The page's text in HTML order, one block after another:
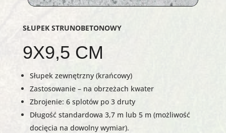
SŁUPEK STRUNOBETONOWY
9X9,5 CM
Słupek zewnętrzny (krańcowy)
Zastosowanie – na obrzeżach kwater
Zbrojenie: 6 splotów po 3 druty
Długość standardowa 3,7 m lub 5 m (możliwość
docięcia na dowolny wymiar).